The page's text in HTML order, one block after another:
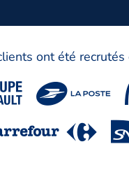
ont été recrutés